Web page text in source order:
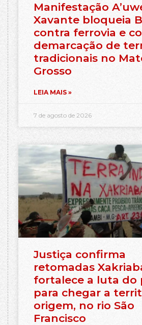
Manifestação
Xavante bloqueia
contra ferrovia e
demarcação de
tradicionais no
Grosso
LEIA MAIS »
7 de agosto de 2026
Justiça confirma
retomadas
fortalece a luta do
para chegar a
origem, no rio São
Francisco